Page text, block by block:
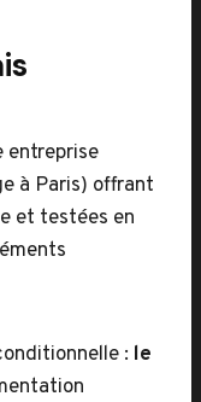
entreprise
à Paris) offrant
et testées en
: le